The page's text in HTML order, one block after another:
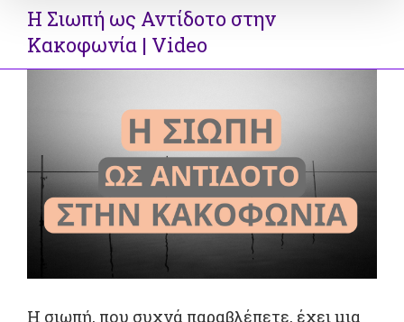
Η Σιωπή ως Αντίδοτο στην
Κακοφωνία | Video
Η σιωπή, που συχνά παραβλέπετε, έχει μια